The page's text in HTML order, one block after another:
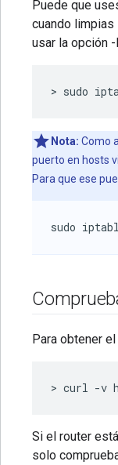
Puede que
cuando
usar la opción
> sudo
Nota: Como
puerto en hosts
Para que ese
sudo
Para obtener
> curl -v
Si el router
solo